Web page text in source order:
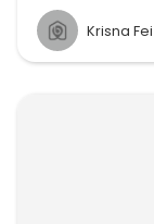
Krisna Fei